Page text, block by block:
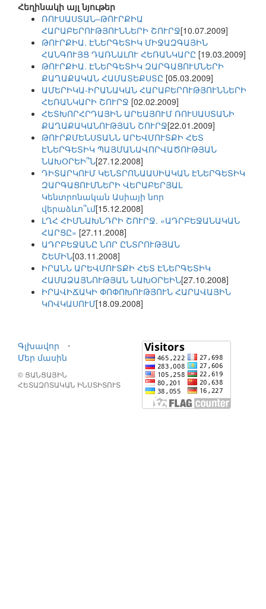
Հեղինակի այլ նյութեր
ՌՈՒՍԱՍՏԱՆ–ԹՈՒՐՔԻԱ
ՀԱՐԱԲԵՐՈՒԹՅՈՒՆՆԵՐԻ ՇՈՒՐՋ[10.07.2009]
ԹՈՒՐՔԻԱ. ԷՆԵՐԳԵՏԻԿ ՄԻՋԱԶԳԱՅԻՆ
ՀԱՆԳՈՒՅՑ ԴԱՌՆԱԼՈՒ ՀԵՌԱՆԿԱՐԸ [19.03.2009]
ԹՈՒՐՔԻԱ. ԷՆԵՐԳԵՏԻԿ ԶԱՐԳԱՑՈՒՄՆԵՐԻ
ՔԱՂԱՔԱԿԱՆ ՀԱՄԱՏԵՔՍՏԸ [05.03.2009]
ԱՄԵՐԻԿԱ-ԻՐԱՆԱԿԱՆ ՀԱՐԱԲԵՐՈՒԹՅՈՒՆՆԵՐԻ
ՀԵՌԱՆԿԱՐԻ ՇՈՒՐՋ [02.02.2009]
ՀԵՏԽՈՐՀՐԴԱՅԻՆ ԱՐԵԱՅՈՒՄ ՌՈՒՍԱՍՏԱՆԻ
ՔԱՂԱՔԱԿԱՆՈՒԹՅԱՆ ՇՈՒՐՋ[22.01.2009]
ԹՈՒՐՔՄԵՆՍՏԱՆՆ ԱՐԵՎՄՈՒՏՔԻ ՀԵՏ
ԷՆԵՐԳԵՏԻԿ ՊԱՅՄԱՆԱՎՈՐՎԱԾՈՒԹՅԱՆ
ՆԱԽՕՐԵԻ՞Ն[27.12.2008]
ԴԻՏԱՐԿՈՒՄ ԿԵՆՏՐՈՆԱԱՍԻԱԿԱՆ ԷՆԵՐԳԵՏԻԿ
ԶԱՐԳԱՑՈՒՄՆԵՐԻ ՎԵՐԱԲԵՐՅԱԼ
Կենտրոնական Ասիայի նոր
վերաձևո՞ւմ[15.12.2008]
ԼՂՀ ՀԻՄՆԱԽՆԴՐԻ ՇՈՒՐՋ. «ԱԴՐԲԵՋԱՆԱԿԱՆ
ՀԱՐՑԸ» [27.11.2008]
ԱԴՐԲԵՋԱՆԸ ՆՈՐ ԸՆՏՐՈՒԹՅԱՆ
ՇԵՄԻՆ[03.11.2008]
ԻՐԱՆՆ ԱՐԵՎՄՈՒՏՔԻ ՀԵՏ ԷՆԵՐԳԵՏԻԿ
ՀԱՄԱՁԱՅՆՈՒԹՅԱՆ ՆԱԽՕՐԵԻՆ[27.10.2008]
ԻՐԱՎԻՃԱԿԻ ՓՈՓՈԽՈՒԹՅՈՒՆ ՀԱՐԱՎԱՅԻՆ
ԿՈՎԿԱՍՈՒՄ[18.09.2008]
Գլխավոր
⋅
Մեր մասին
© ՑԱՆՑԱՅԻՆ
ՀԵՏԱԶՈՏԱԿԱՆ ԻՆՍՏԻՏՈՒՏ